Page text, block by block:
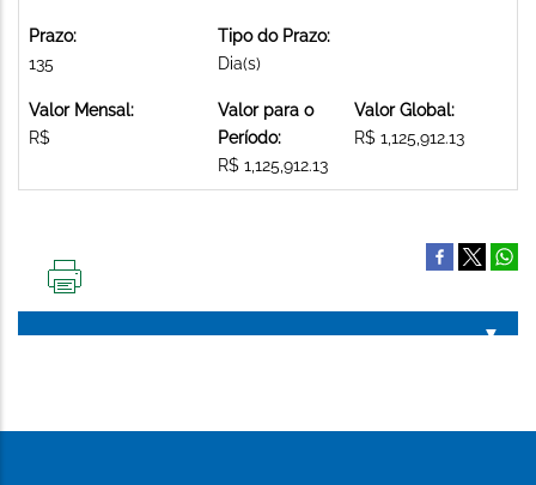
Prazo:
135
Tipo do Prazo:
Dia(s)
Valor Mensal:
R$
Valor para o
Período:
R$ 1,125,912.13
Valor Global:
R$ 1,125,912.13
PÁGINA